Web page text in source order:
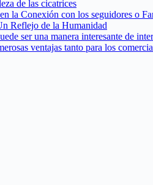
de las cicatrices
la Conexión con los seguidores o
Reflejo de la Humanidad
ser una manera interesante de
ventajas tanto para los